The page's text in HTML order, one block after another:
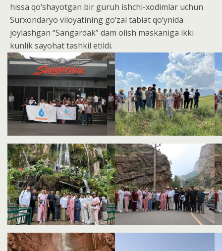
hissa qo‘shayotgan bir guruh ishchi-xodimlar uchun
Surxondaryo viloyatining go‘zal tabiat qo‘ynida
joylashgan “Sangardak” dam olish maskaniga ikki
kunlik sayohat tashkil etildi.